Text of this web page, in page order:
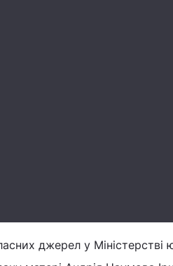
джерел у